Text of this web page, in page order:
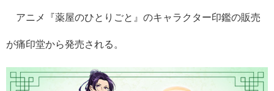
アニメ『薬屋のひとりごと』のキャラクター印鑑の販売
が痛印堂から発売される。